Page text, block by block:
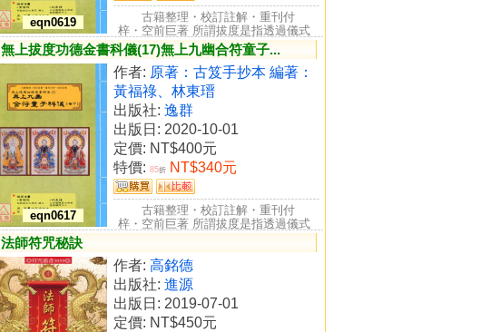
eqn0619
古籍整理・校訂註解・重刊付
梓・空前巨著 所謂拔度是指透過儀式
行為，將亡者從地獄中救度出來...
無上拔度功德金書科儀(17)無上九幽合符童子...
eqn0617
作者: 原著：古笈手抄本 編著：
黃福祿、林東瑨
出版社: 逸群
出版日: 2020-10-01
定價: NT$400元
特價: 85折 NT$340元
古籍整理・校訂註解・重刊付
梓・空前巨著 所謂拔度是指透過儀式
行為，將亡者從地獄中救度出來...
法師符咒秘訣
作者: 高銘德
出版社: 進源
出版日: 2019-07-01
定價: NT$450元